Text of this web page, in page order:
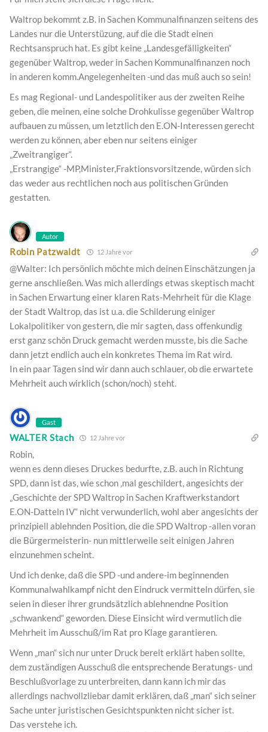
Waltrop bekommt z.B. in Sachen Kommunalfinanzen seitens des
Landes nur die Unterstüzung, auf die die Stadt einen
Rechtsanspruch hat. Es gibt keine „Landesgefälligkeiten“
gegenüber Waltrop, weder in Sachen Kommunalfinanzen noch
in anderen komm.Angelegenheiten -und das muß auch so sein!
Es mag Regional- und Landespolitiker aus der zweiten Reihe
geben, die meinen, eine solche Drohkulisse gegenüber Waltrop
aufbauen zu müssen, um letztlich den E.ON-Interessen gerecht
werden zu können, aber eben nur seitens einiger
„Zweitrangiger“.
„Erstrangige“ -MP,Minister,Fraktionsvorsitzende, würden sich
das weder aus rechtlichen noch aus politischen Gründen
gestatten.
Autor
Robin Patzwaldt 12 Jahre vor
@Walter: Ich persönlich möchte mich deinen Einschätzungen ja
gerne anschließen. Was mich allerdings etwas skeptisch macht
in Sachen Erwartung einer klaren Rats-Mehrheit für die Klage
der Stadt Waltrop, das ist u.a. die Schilderung einiger
Lokalpolitiker von gestern, die mir sagten, dass offenkundig
erst ganz schön Druck gemacht werden musste, bis die Sache
dann jetzt endlich auch ein konkretes Thema im Rat wird.
In ein paar Tagen sind wir dann auch schlauer, ob die erwartete
Mehrheit auch wirklich (schon/noch) steht.
Gast
WALTER Stach 12 Jahre vor
Robin,
wenn es denn dieses Druckes bedurfte, z.B. auch in Richtung
SPD, dann ist das, wie schon ‚mal geschildert, angesichts der
„Geschichte der SPD Waltrop in Sachen Kraftwerkstandort
E.ON-Datteln IV“ nicht verwunderlich, wohl aber angesichts der
prinzipiell ablehnden Position, die die SPD Waltrop -allen voran
die Bürgermeisterin- nun mittlerweile seit einigen Jahren
einzunehmen scheint.
Und ich denke, daß die SPD -und andere-im beginnenden
Kommunalwahlkampf nicht den Eindruck vermitteln dürfen, sie
seien in dieser ihrer grundsätzlich ablehnendne Position
„schwankend“ geworden. Diese Einsicht wird vermutlich die
Mehrheit im Ausschuß/im Rat pro Klage garantieren.
Wenn „man“ sich nur unter Druck bereit erklärt haben sollte,
dem zuständigen Ausschuß die entsprechende Beratungs- und
Beschlußvorlage zu unterbreiten, dann kann ich mir das
allerdings nachvollzliebar damit erklären, daß „man“ sich seiner
Sache unter juristischen Gesichtspunkten nicht sicher ist.
Das verstehe ich.